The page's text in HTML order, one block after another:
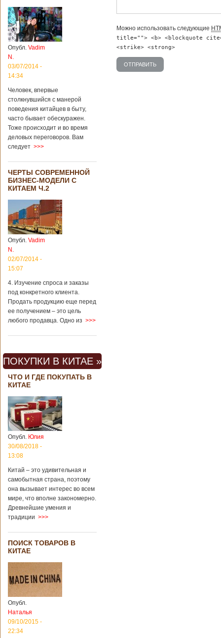
Опубл. Vadim
N.
03/07/2014 -
14:34
Человек, впервые
столкнувшийся с манерой
поведения китайцев в быту,
часто бывает обескуражен.
Тоже происходит и во время
деловых переговоров. Вам
следует >>>
ЧЕРТЫ СОВРЕМЕННОЙ
БИЗНЕС-МОДЕЛИ С
КИТАЕМ Ч.2
Опубл. Vadim
N.
02/07/2014 -
15:07
4. Изучение спроса и заказы
под конкретного клиента.
Продать продукцию еще перед
ее получением – это цель
любого продавца. Одно из >>>
ПОКУПКИ В КИТАЕ »
ЧТО И ГДЕ ПОКУПАТЬ В
КИТАЕ
Опубл. Юлия
30/08/2018 -
13:08
Китай – это удивительная и
самобытная страна, поэтому
она вызывает интерес во всем
мире, что вполне закономерно.
Древнейшие умения и
традиции >>>
ПОИСК ТОВАРОВ В
КИТАЕ
Опубл.
Наталья
09/10/2015 -
22:34
Можно использовать следующие
title=""> <b> <blockquote
<strike> <strong>